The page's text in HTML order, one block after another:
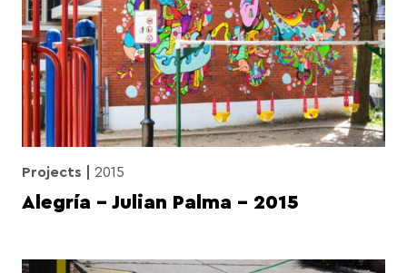
Projects 2015
Alegría – Julian Palma – 2015